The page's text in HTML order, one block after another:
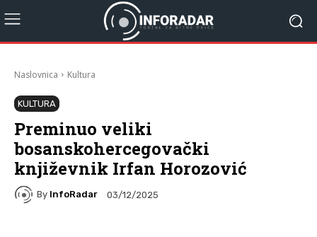
Naslovnica Kultura
KULTURA
Preminuo veliki
bosanskohercegovački
književnik Irfan Horozović
By InfoRadar 03/12/2025